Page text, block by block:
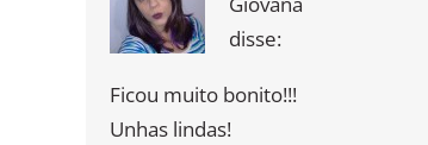
disse:
Ficou muito bonito!!!
Unhas lindas!